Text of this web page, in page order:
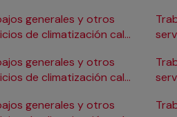
generales y otros
de climatización calor
generales y otros
de climatización calor
generales y otros